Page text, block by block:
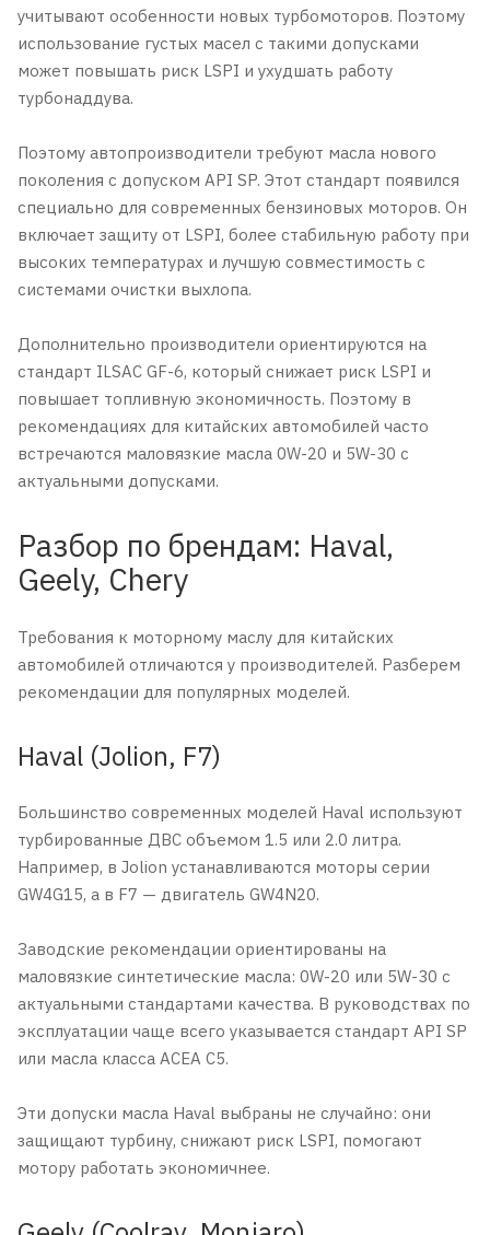
учитывают особенности новых турбомоторов. Поэтому
использование густых масел с такими допусками
может повышать риск LSPI и ухудшать работу
турбонаддува.
Поэтому автопроизводители требуют масла нового
поколения с допуском API SP. Этот стандарт появился
специально для современных бензиновых моторов. Он
включает защиту от LSPI, более стабильную работу при
высоких температурах и лучшую совместимость с
системами очистки выхлопа.
Дополнительно производители ориентируются на
стандарт ILSAC GF-6, который снижает риск LSPI и
повышает топливную экономичность. Поэтому в
рекомендациях для китайских автомобилей часто
встречаются маловязкие масла 0W-20 и 5W-30 с
актуальными допусками.
Разбор по брендам: Haval,
Geely, Chery
Требования к моторному маслу для китайских
автомобилей отличаются у производителей. Разберем
рекомендации для популярных моделей.
Haval (Jolion, F7)
Большинство современных моделей Haval используют
турбированные ДВС объемом 1.5 или 2.0 литра.
Например, в Jolion устанавливаются моторы серии
GW4G15, а в F7 — двигатель GW4N20.
Заводские рекомендации ориентированы на
маловязкие синтетические масла: 0W-20 или 5W-30 с
актуальными стандартами качества. В руководствах по
эксплуатации чаще всего указывается стандарт API SP
или масла класса ACEA C5.
Эти допуски масла Haval выбраны не случайно: они
защищают турбину, снижают риск LSPI, помогают
мотору работать экономичнее.